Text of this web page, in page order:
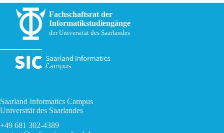
Fachschaftsrat der
Informatikstudiengänge
der Universität des Saarlandes
Saarland Informatics Campus
Universität des Saarlandes
+49 681 302-4389